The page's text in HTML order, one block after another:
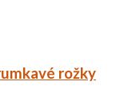
rožky